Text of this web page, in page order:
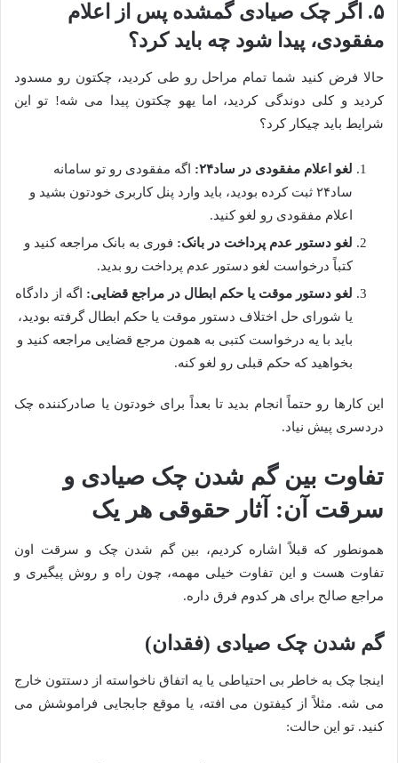
۵. اگر چک صیادی گمشده پس از اعلام
مفقودی، پیدا شود چه باید کرد؟
حالا فرض کنید شما تمام مراحل رو طی کردید، چکتون رو مسدود
کردید و کلی دوندگی کردید، اما یهو چکتون پیدا می شه! تو این
شرایط باید چیکار کرد؟
لغو اعلام مفقودی در ساد۲۴:
اگه مفقودی رو تو سامانه
ساد۲۴ ثبت کرده بودید، باید وارد پنل کاربری خودتون بشید و
اعلام مفقودی رو لغو کنید.
لغو دستور عدم پرداخت در بانک: فوری به بانک مراجعه کنید و
کتباً درخواست لغو دستور عدم پرداخت رو بدید.
لغو دستور موقت یا حکم ابطال در مراجع قضایی: اگه از دادگاه
یا شورای حل اختلاف دستور موقت یا حکم ابطال گرفته بودید،
باید با یه درخواست کتبی به همون مرجع قضایی مراجعه کنید و
بخواهید که حکم قبلی رو لغو کنه.
این کارها رو حتماً انجام بدید تا بعداً برای خودتون یا صادرکننده چک
دردسری پیش نیاد.
تفاوت بین گم شدن چک صیادی و
سرقت آن: آثار حقوقی هر یک
همونطور که قبلاً اشاره کردیم، بین گم شدن چک و سرقت اون
تفاوت هست و این تفاوت خیلی مهمه، چون راه و روش پیگیری و
مراجع صالح برای هر کدوم فرق داره.
گم شدن چک صیادی (فقدان)
اینجا چک به خاطر بی احتیاطی یا یه اتفاق ناخواسته از دستتون خارج
می شه. مثلاً از کیفتون می افته، یا موقع جابجایی فراموشش می
کنید. تو این حالت: